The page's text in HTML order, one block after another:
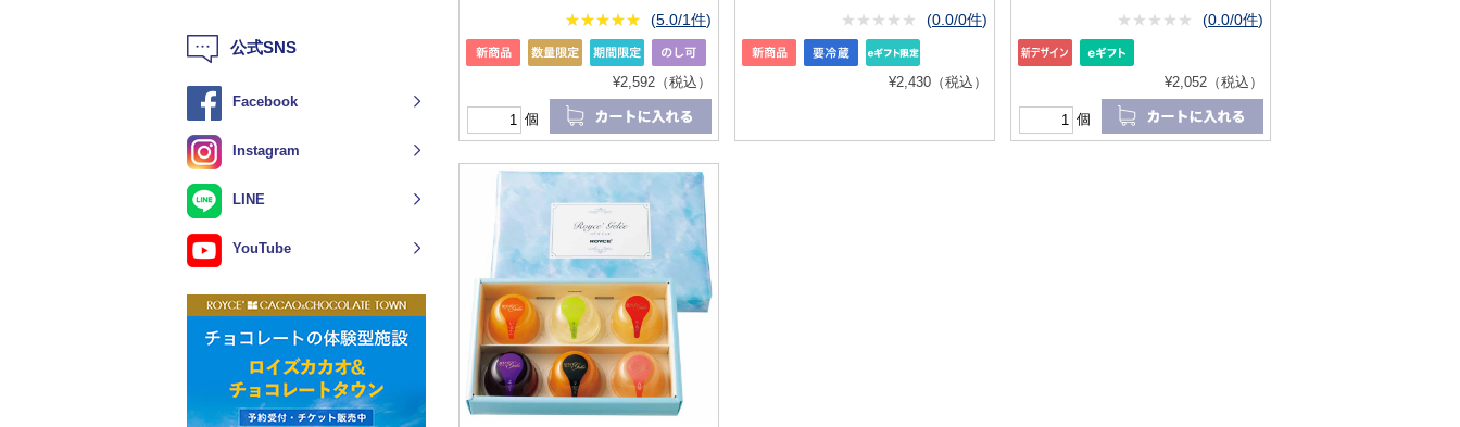
★★★★★
★★★★★ (5.0/1件)
¥2,592（税込）
個
★ ★ ★ ★ ★
★★★★★ (0.0/0件)
¥2,430（税込）
★ ★ ★ ★ ★
★★★★★ (0.0/0件)
¥2,052（税込）
個
公式SNS
Facebook
Instagram
LINE
YouTube